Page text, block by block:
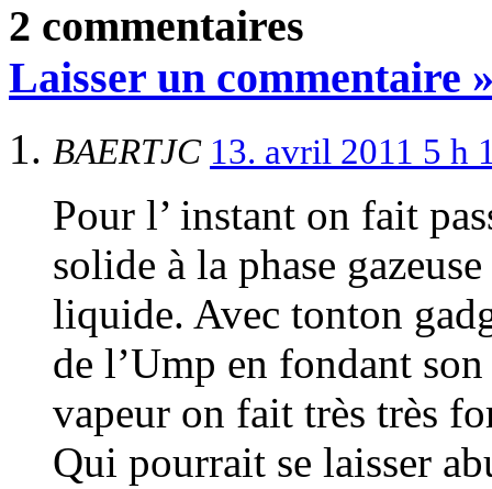
2 commentaires
Laisser un commentaire
BAERTJC 13. avril 2011 5 h
Pour l’ instant on fait
solide à la phase
liquide. Avec tonton
de l’Ump en fondant
vapeur on fait très très
Qui pourrait se laisser